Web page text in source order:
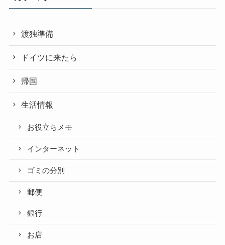
渡独準備
ドイツに来たら
帰国
生活情報
お役立ちメモ
インターネット
ゴミの分別
郵便
銀行
お店